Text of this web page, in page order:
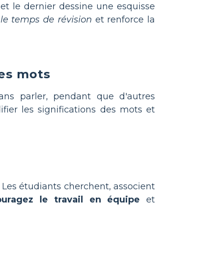
le dernier dessine une esquisse
temps de révision et renforce la
mots
parler, pendant que d'autres
les significations des mots et
étudiants cherchent, associent
le travail en équipe et